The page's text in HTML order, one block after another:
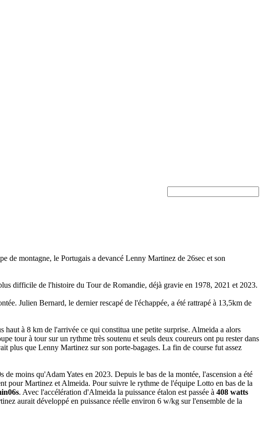
de montagne, le Portugais a devancé Lenny Martinez de 26sec et son
difficile de l'histoire du Tour de Romandie, déjà gravie en 1978, 2021 et 2023.
Julien Bernard, le dernier rescapé de l'échappée, a été rattrapé à 13,5km de
à 8 km de l'arrivée ce qui constitua une petite surprise. Almeida a alors
tour à tour sur un rythme très soutenu et seuls deux coureurs ont pu rester dans
plus que Lenny Martinez sur son porte-bagages. La fin de course fut assez
moins qu'Adam Yates en 2023. Depuis le bas de la montée, l'ascension a été
pour Martinez et Almeida. Pour suivre le rythme de l'équipe Lotto en bas de la
. Avec l'accélération d'Almeida la puissance étalon est passée à 408 watts
aurait développé en puissance réelle environ 6 w/kg sur l'ensemble de la